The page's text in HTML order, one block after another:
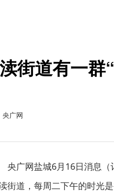
街道有一
央广网
央广网盐城6月16日消息
街道，每周二下午的时光